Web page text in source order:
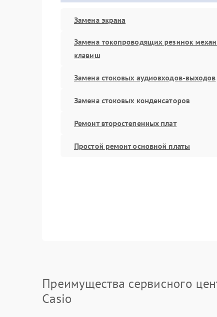
Замена экрана
Замена токопроводящих резинок
клавиш
Замена стоковых аудиовходов-выходов
Замена стоковых конденсаторов
Ремонт второстепенных плат
Простой ремонт основной платы
Преимущества сервисного
Casio